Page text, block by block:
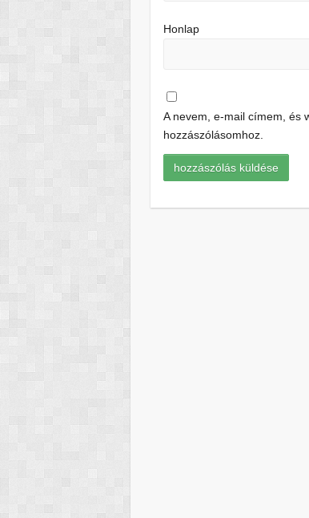
Honlap
A nevem, e-mail címem, és
hozzászólásomhoz.